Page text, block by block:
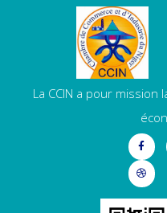
La CCIN a pour